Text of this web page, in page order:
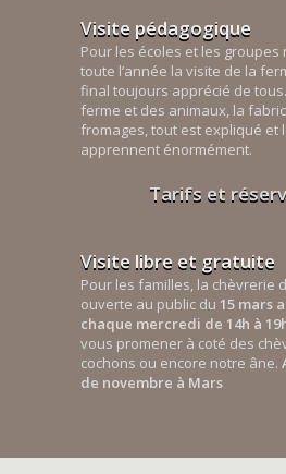
Visite pédagogique
Pour les écoles et les
toute l’année la visite de la
final toujours apprécié de
ferme et des animaux, la
fromages, tout est expliqué et
apprennent énormément.
Tarifs et
Visite libre et gratuite
Pour les familles, la chèvrerie
ouverte au public du 15 mars
chaque mercredi de 14h à
vous promener à coté des
cochons ou encore notre âne.
de novembre à Mars